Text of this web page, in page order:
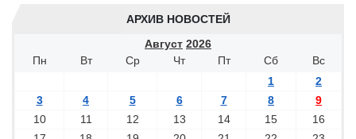
АРХИВ НОВОСТЕЙ
Август 2026
Пн
Вт Ср Чт Пт Сб
Вс
1
2
3
4 5 6 7 8
9
10
11 12 13 14 15
16